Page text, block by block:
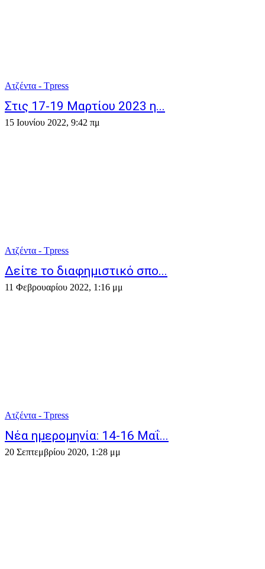
Ατζέντα - Τpress
Στις 17-19 Μαρτίου 2023 η...
15 Ιουνίου 2022, 9:42 πμ
Ατζέντα - Τpress
Δείτε το διαφημιστικό σπο...
11 Φεβρουαρίου 2022, 1:16 μμ
Ατζέντα - Τpress
Νέα ημερομηνία: 14-16 Μαΐ...
20 Σεπτεμβρίου 2020, 1:28 μμ